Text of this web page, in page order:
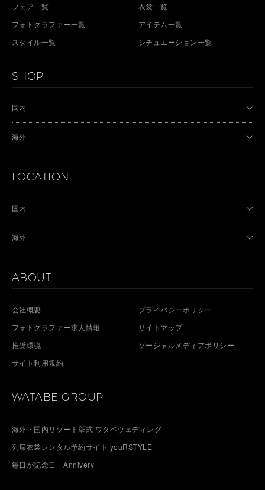
フェア一覧
衣裳一覧
フォトグラファー一覧
アイテム一覧
スタイル一覧
シチュエーション一覧
SHOP
国内
海外
LOCATION
国内
海外
ABOUT
会社概要
プライバシーポリシー
フォトグラファー求人情報
サイトマップ
推奨環境
ソーシャルメディアポリシー
サイト利用規約
WATABE GROUP
海外・国内リゾート挙式 ワタベウェディング
列席衣裳レンタル予約サイト youRSTYLE
毎日が記念日 Annivery